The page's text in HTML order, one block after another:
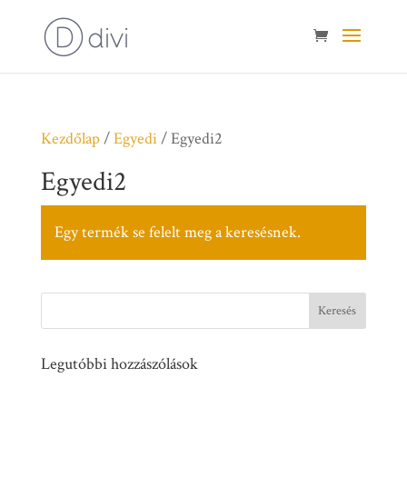
Kezdőlap/Egyedi/ Egyedi2
Egyedi2
Egy termék se felelt meg a keresésnek.
Legutóbbi hozzászólások